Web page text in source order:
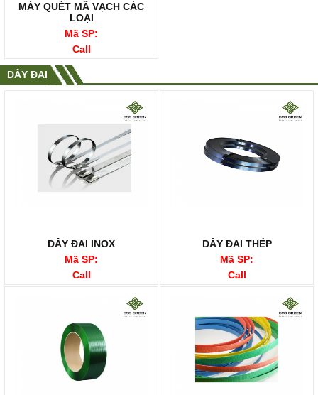
MÁY QUÉT MÃ VẠCH CÁC
LOẠI
Mã SP:
Call
DÂY ĐAI
DÂY ĐAI INOX
Mã SP:
Call
DÂY ĐAI THÉP
Mã SP:
Call